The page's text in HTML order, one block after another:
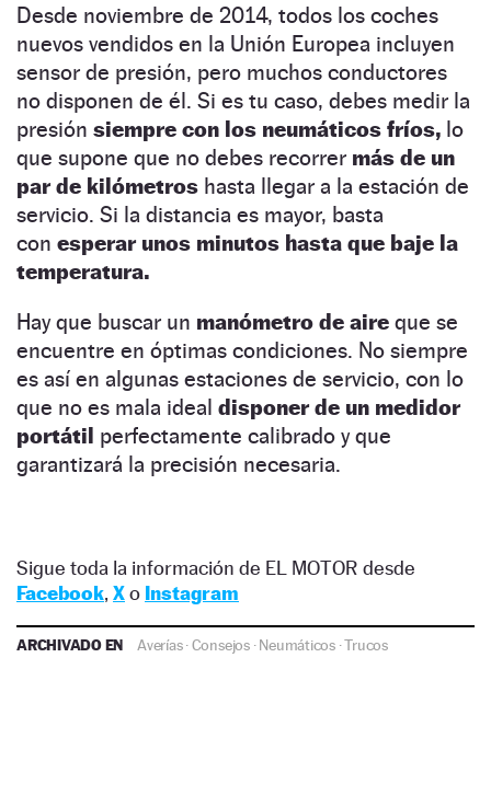
Desde noviembre de 2014, todos los coches
nuevos vendidos en la Unión Europea incluyen
sensor de presión, pero muchos conductores
no disponen de él. Si es tu caso, debes medir la
presión siempre con los neumáticos fríos, lo
que supone que no debes recorrer más de un
par de kilómetros hasta llegar a la estación de
servicio. Si la distancia es mayor, basta
con esperar unos minutos hasta que baje la
temperatura.
Hay que buscar un manómetro de aire que se
encuentre en óptimas condiciones. No siempre
es así en algunas estaciones de servicio, con lo
que no es mala ideal disponer de un medidor
portátil perfectamente calibrado y que
garantizará la precisión necesaria.
Sigue toda la información de EL MOTOR desde
Facebook, Xo Instagram
ARCHIVADO EN Averías·Consejos·Neumáticos·Trucos